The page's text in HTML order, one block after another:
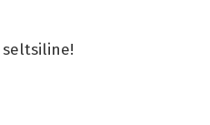
seltsiline!